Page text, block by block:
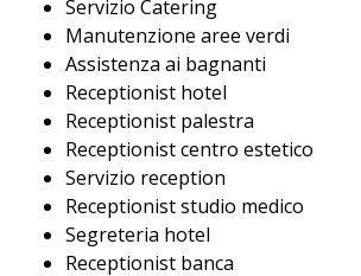
Servizio Catering
Manutenzione aree verdi
Assistenza ai bagnanti
Receptionist hotel
Receptionist palestra
Receptionist centro estetico
Servizio reception
Receptionist studio medico
Segreteria hotel
Receptionist banca